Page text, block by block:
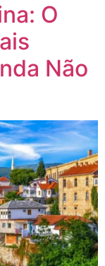
O
Não